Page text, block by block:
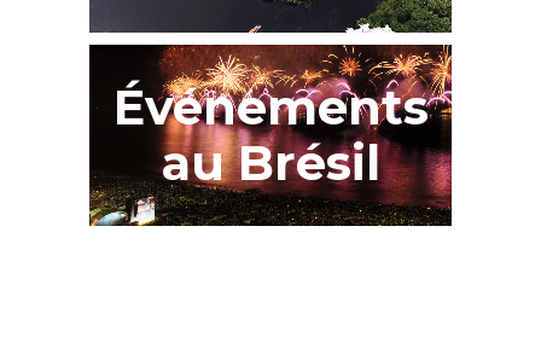
Événements
au Brésil